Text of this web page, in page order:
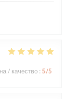
/ качество : 5/5